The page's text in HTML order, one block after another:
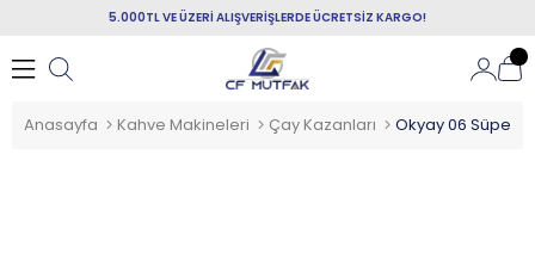
5.000TL VE ÜZERİ ALIŞVERİŞLERDE ÜCRETSİZ KARGO!
Anasayfa Kahve Makineleri Çay Kazanları Okyay 06 Süper